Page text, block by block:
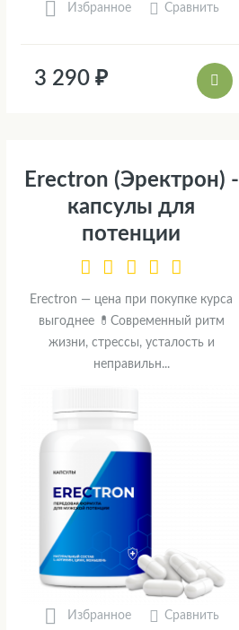
Избранное Сравнить
3 290 ₽
Erectron (Эректрон) -
капсулы для
потенции
Erectron — цена при покупке курса
выгоднее 💊Современный ритм
жизни, стрессы, усталость и
неправильн...
Избранное Сравнить